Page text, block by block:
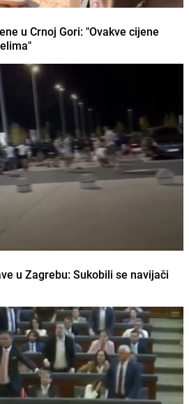
u Crnoj Gori: "Ovakve cijene
u Zagrebu: Sukobili se navijači